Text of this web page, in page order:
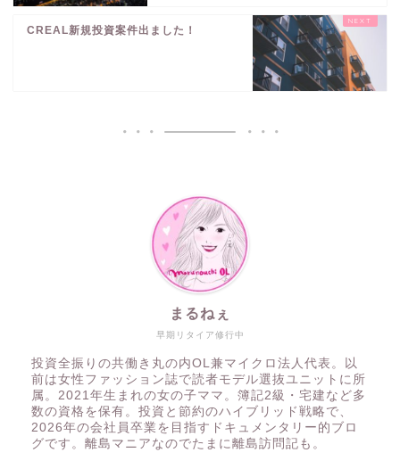
CREAL新規投資案件出ました！
早期リタイア修行中
まるねぇ
投資全振りの共働き丸の内OL兼マイクロ法人代表。以
前は女性ファッション誌で読者モデル選抜ユニットに所
属。2021年生まれの女の子ママ。簿記2級・宅建など多
数の資格を保有。投資と節約のハイブリッド戦略で、
2026年の会社員卒業を目指すドキュメンタリー的ブロ
グです。離島マニアなのでたまに離島訪問記も。